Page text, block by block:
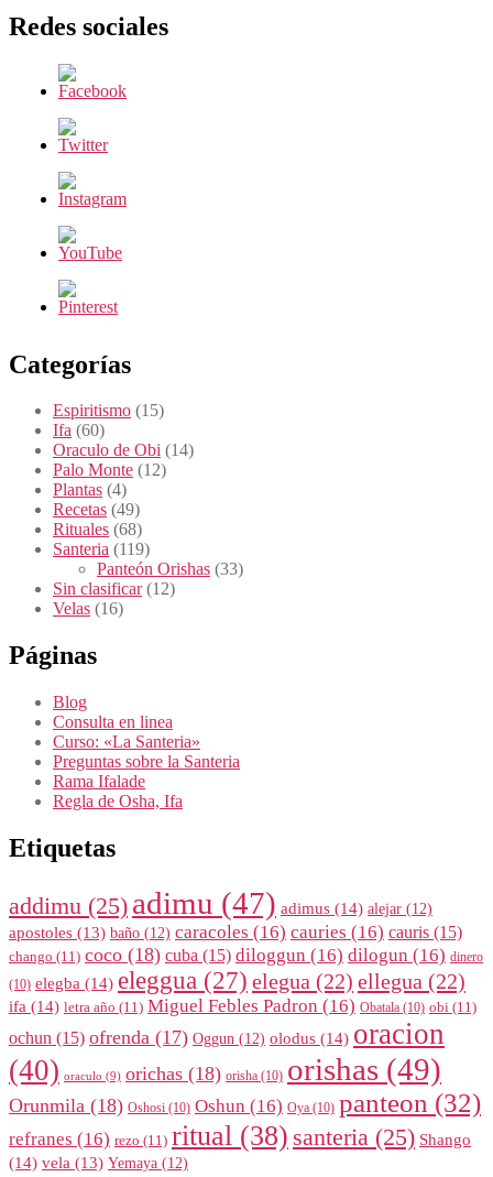
Redes sociales
Categorías
Espiritismo (15)
Ifa (60)
Oraculo de Obi (14)
Palo Monte (12)
Plantas (4)
Recetas (49)
Rituales (68)
Santeria (119)
Panteón Orishas (33)
Sin clasificar(12)
Velas (16)
Páginas
Blog
Consulta en linea
Curso: «La Santeria»
Preguntas sobre la Santeria
Rama Ifalade
Regla de Osha, Ifa
Etiquetas
addimu (25) adimu (47) adimus (14) alejar (12)
apostoles (13) baño (12) caracoles (16) cauries (16) cauris (15)
chango (11) coco (18) cuba (15) diloggun (16) dilogun (16) dinero
(10) elegba (14) eleggua (27) elegua (22) ellegua (22)
ifa (14) letra año (11) Miguel Febles Padron (16) Obatala (10) obi (11)
ochun (15) ofrenda (17) Oggun (12) olodus (14) oracion
(40) oraculo (9) orichas (18) orisha (10) orishas (49)
Orunmila (18) Oshosi (10) Oshun (16) Oya (10) panteon (32)
refranes (16) rezo (11) ritual (38) santeria (25) Shango
(14) vela (13) Yemaya (12)